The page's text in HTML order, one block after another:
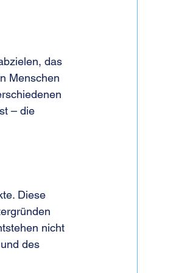
das
Menschen
– die
Diese
nicht
des